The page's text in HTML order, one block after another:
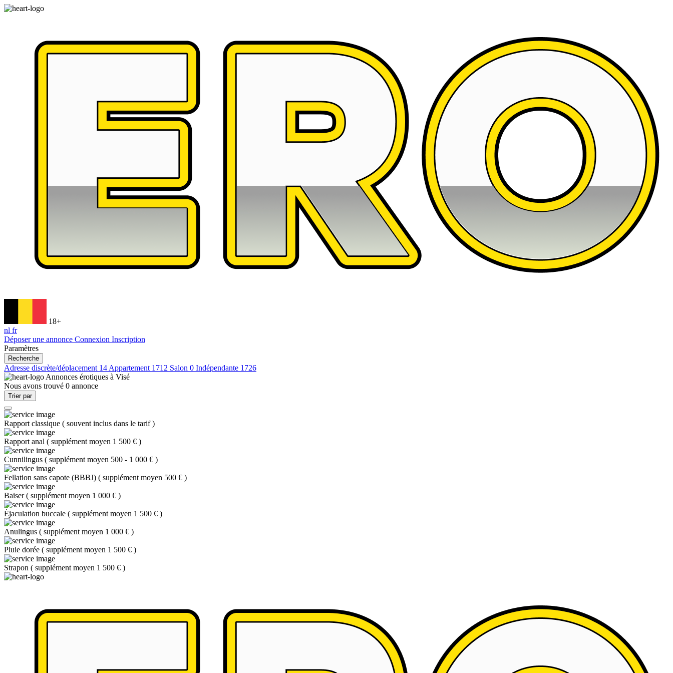
18+
nl fr
Déposer une annonce Connexion Inscription
Paramètres
Recherche
Adresse discrète/déplacement 14 Appartement 1712 Salon 0 Indépendante 1726
Annonces érotiques à Visé
Nous avons trouvé 0 annonce
Trier par
Rapport classique ( souvent inclus dans le tarif)
Rapport anal ( supplément moyen 1 500 € )
Cunnilingus ( supplément moyen 500 - 1 000 € )
Fellation sans capote (BBBJ) ( supplément moyen 500 € )
Baiser( supplément moyen 1 000 € )
Éjaculation buccale ( supplément moyen 1 500 € )
Anulingus ( supplément moyen 1 000 € )
Pluie dorée ( supplément moyen 1 500 € )
Strapon ( supplément moyen 1 500 € )